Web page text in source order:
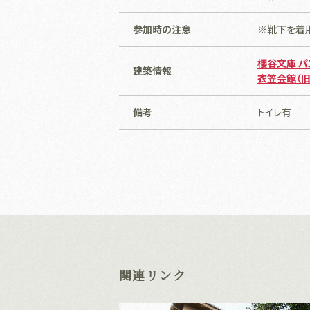
参加時の注意 ※靴下を着
建築情報
櫻谷文庫
衣笠会館（
備考 トイレ有
関連リンク